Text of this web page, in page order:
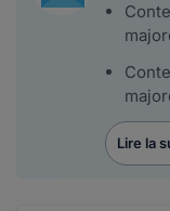
Lire la